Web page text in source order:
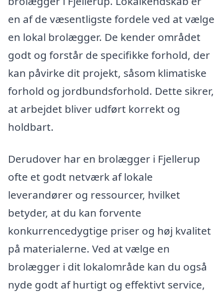
en af de væsentligste fordele ved at vælge
en lokal brolægger. De kender området
godt og forstår de specifikke forhold, der
kan påvirke dit projekt, såsom klimatiske
forhold og jordbundsforhold. Dette sikrer,
at arbejdet bliver udført korrekt og
holdbart.
Derudover har en brolægger i Fjellerup
ofte et godt netværk af lokale
leverandører og ressourcer, hvilket
betyder, at du kan forvente
konkurrencedygtige priser og høj kvalitet
på materialerne. Ved at vælge en
brolægger i dit lokalområde kan du også
nyde godt af hurtigt og effektivt service,